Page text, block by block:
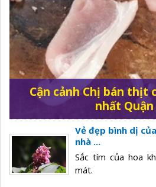
Cận cảnh Chị bán thịt
nhất Quận
Vẻ đẹp bình dị
nhà ...
Sắc tím của hoa
mát.